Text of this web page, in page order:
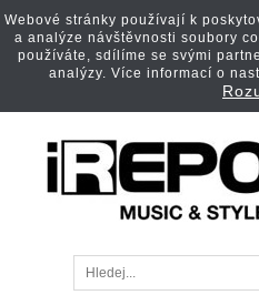
Webové stránky používají k
a analýze návštěvnosti soubory
používáte, sdílíme se svými
analýzy. Více informací o